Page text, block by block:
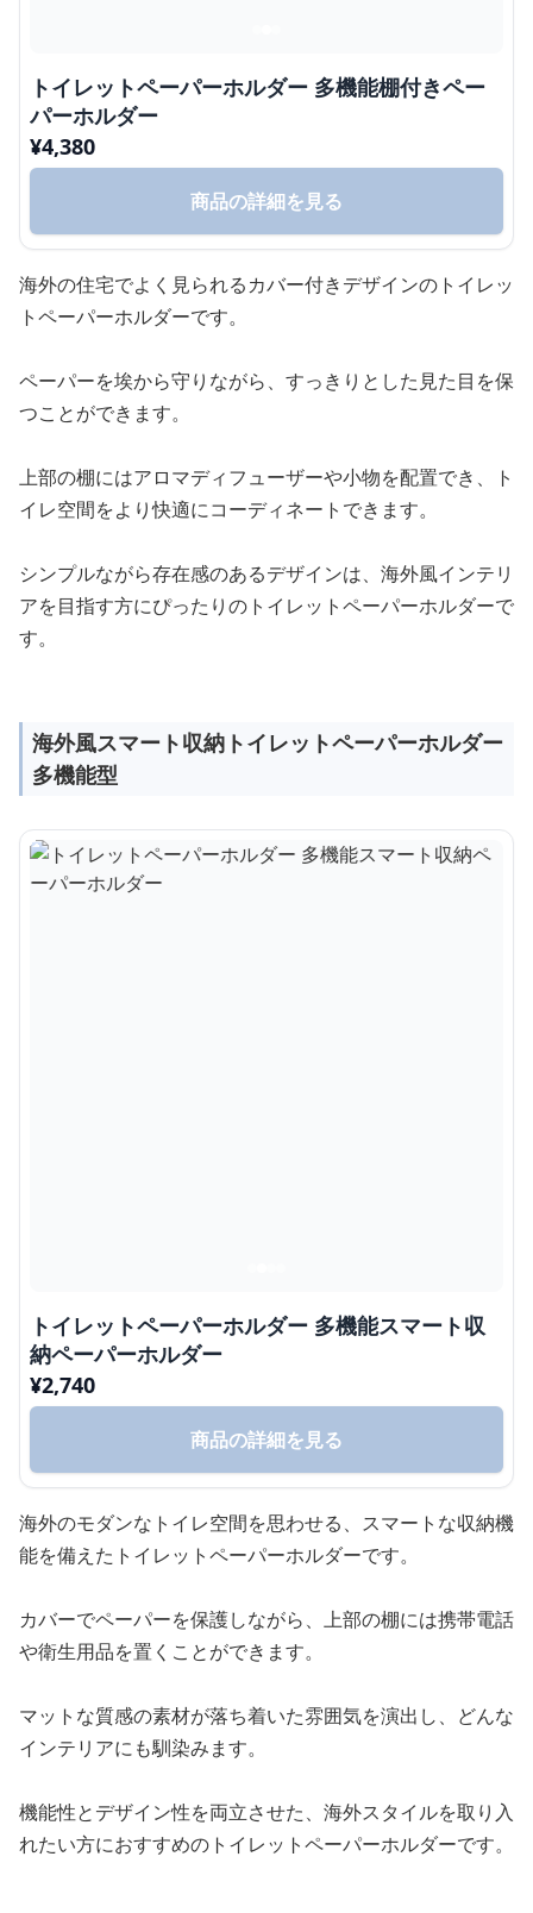
トイレットペーパーホルダー 多機能棚付きペー
パーホルダー
¥4,380
商品の詳細を見る
海外の住宅でよく見られるカバー付きデザインのトイレッ
トペーパーホルダーです。
ペーパーを埃から守りながら、すっきりとした見た目を保
つことができます。
上部の棚にはアロマディフューザーや小物を配置でき、ト
イレ空間をより快適にコーディネートできます。
シンプルながら存在感のあるデザインは、海外風インテリ
アを目指す方にぴったりのトイレットペーパーホルダーで
す。
海外風スマート収納トイレットペーパーホルダー
多機能型
トイレットペーパーホルダー 多機能スマート収
納ペーパーホルダー
¥2,740
商品の詳細を見る
海外のモダンなトイレ空間を思わせる、スマートな収納機
能を備えたトイレットペーパーホルダーです。
カバーでペーパーを保護しながら、上部の棚には携帯電話
や衛生用品を置くことができます。
マットな質感の素材が落ち着いた雰囲気を演出し、どんな
インテリアにも馴染みます。
機能性とデザイン性を両立させた、海外スタイルを取り入
れたい方におすすめのトイレットペーパーホルダーです。